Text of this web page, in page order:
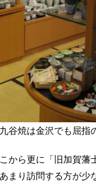
谷焼は金沢でも屈指
から更に「旧加賀藩
まり訪問する方が少